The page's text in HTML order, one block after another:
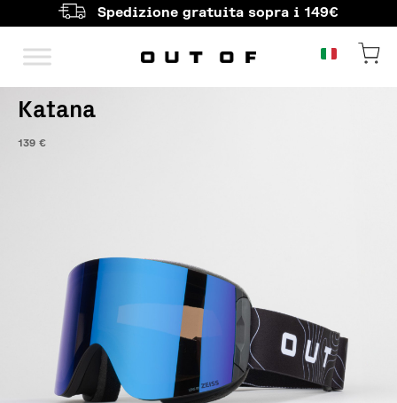
Spedizione gratuita sopra i 149€
Navigazione principale
Katana
139 €